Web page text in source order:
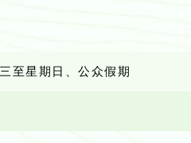
至星期日、公众假期